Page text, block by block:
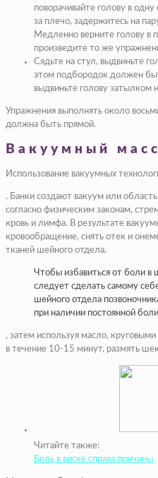
поворачивайте голову в
за плечо, задержитесь на
Медленно верните голову в
произведите то же
Сядьте на стул, выдвиньте
этом подбородок должен
выдвиньте голову затылком
Упражнения выполнять около
должна быть прямой.
Вакуумный
Использование вакуумных
. Банки создают вакуум или
согласно физическим законам,
кровь и лимфа. В результате
кровообращение, снять отек и
тканей шейного отдела.
Чтобы избавиться от боли в
следует сделать самому
шейного отдела
при наличии постоянной
, затем используя масло,
в течение 10-15 минут, размять
Читайте также:
Боль в виске справа причины